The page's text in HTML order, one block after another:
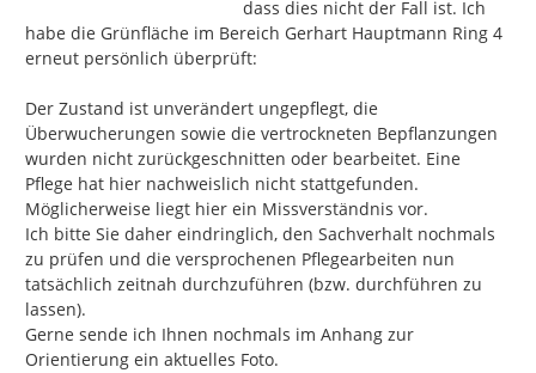
dass dies nicht der Fall ist. Ich
habe die Grünfläche im Bereich Gerhart Hauptmann Ring 4
erneut persönlich überprüft:
Der Zustand ist unverändert ungepflegt, die
Überwucherungen sowie die vertrockneten Bepflanzungen
wurden nicht zurückgeschnitten oder bearbeitet. Eine
Pflege hat hier nachweislich nicht stattgefunden.
Möglicherweise liegt hier ein Missverständnis vor.
Ich bitte Sie daher eindringlich, den Sachverhalt nochmals
zu prüfen und die versprochenen Pflegearbeiten nun
tatsächlich zeitnah durchzuführen (bzw. durchführen zu
lassen).
Gerne sende ich Ihnen nochmals im Anhang zur
Orientierung ein aktuelles Foto.